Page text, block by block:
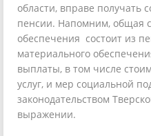
области, вправе получать
пенсии. Напомним, общая
обеспечения состоит из
материального
выплаты, в том числе
услуг, и мер социальной
законодательством
выражении.